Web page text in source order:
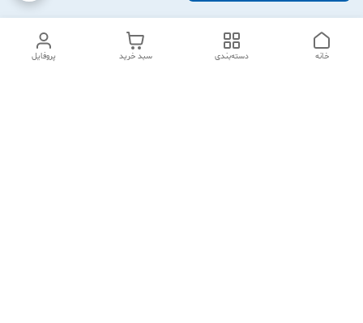
پروفایل سبد خرید دسته‌بندی خانه